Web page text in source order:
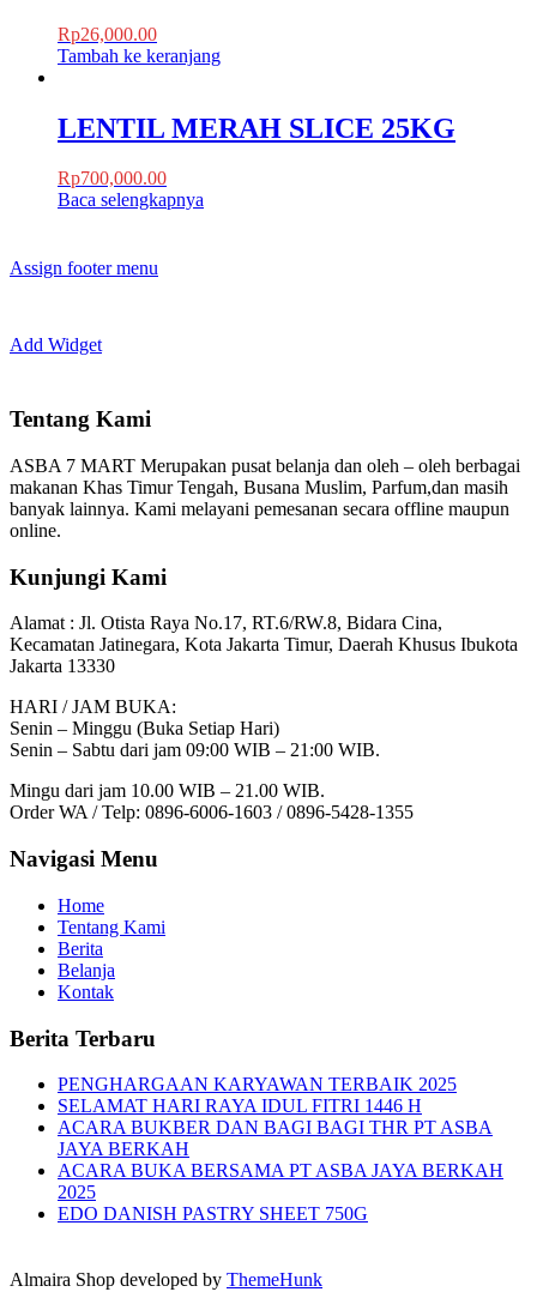
Rp26,000.00
Tambah ke keranjang
LENTIL MERAH SLICE 25KG
Rp700,000.00
Baca selengkapnya
Assign footer menu
Add Widget
Tentang Kami
ASBA 7 MART Merupakan pusat belanja dan oleh – oleh berbagai
makanan Khas Timur Tengah, Busana Muslim, Parfum,dan masih
banyak lainnya. Kami melayani pemesanan secara offline maupun
online.
Kunjungi Kami
Alamat : Jl. Otista Raya No.17, RT.6/RW.8, Bidara Cina,
Kecamatan Jatinegara, Kota Jakarta Timur, Daerah Khusus Ibukota
Jakarta 13330
HARI / JAM BUKA:
Senin – Minggu (Buka Setiap Hari)
Senin – Sabtu dari jam 09:00 WIB – 21:00 WIB.
Mingu dari jam 10.00 WIB – 21.00 WIB.
Order WA / Telp: 0896-6006-1603 / 0896-5428-1355
Navigasi Menu
Home
Tentang Kami
Berita
Belanja
Kontak
Berita Terbaru
PENGHARGAAN KARYAWAN TERBAIK 2025
SELAMAT HARI RAYA IDUL FITRI 1446 H
ACARA BUKBER DAN BAGI BAGI THR PT ASBA
JAYA BERKAH
ACARA BUKA BERSAMA PT ASBA JAYA BERKAH
2025
EDO DANISH PASTRY SHEET 750G
Almaira Shop developed by ThemeHunk